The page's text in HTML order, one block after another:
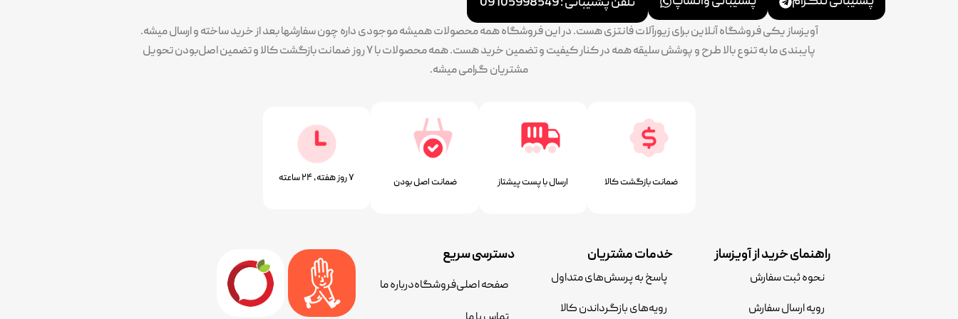
آویزساز یکی فروشگاه آنلاین برای زیورآلات فانتزی هست. در این فروشگاه همه محصولات همیشه موجودی داره چون سفارشها بعد از خرید ساخته و ارسال میشه.
پایبندی ما به تنوع بالا طرح و پوشش سلیقه همه در کنار کیفیت و تضمین خرید هست. همه محصولات با ۷ روز ضمانت بازگشت کالا و تضمین اصل‌بودن تحویل
مشتریان گرامی میشه.
ضمانت بازگشت کالا ارسال با پست پیشتاز ﺿﻤﺎﻧﺖ اﺻﻞ ﺑﻮدن ۷ روز ﻫﻔﺘﻪ، ۲۴ ﺳﺎﻋﺘﻪ
راهنمای خرید از آویزساز
نحوه ثبت سفارش
رویه ارسال سفارش
خدمات مشتریان
پاسخ به پرسش‌های متداول
رویه‌های بازگرداندن کالا
دسترسی سریع
صفحه اصلیفروشگاهدرباره ما